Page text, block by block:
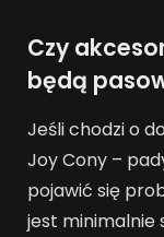
Czy
będą
Jeśli chodzi o
Joy Cony –
pojawić się
jest minimalnie